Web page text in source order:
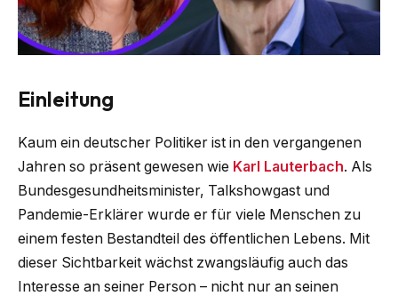
Einleitung
Kaum ein deutscher Politiker ist in den vergangenen
Jahren so präsent gewesen wie Karl Lauterbach. Als
Bundesgesundheitsminister, Talkshowgast und
Pandemie-Erklärer wurde er für viele Menschen zu
einem festen Bestandteil des öffentlichen Lebens. Mit
dieser Sichtbarkeit wächst zwangsläufig auch das
Interesse an seiner Person – nicht nur an seinen